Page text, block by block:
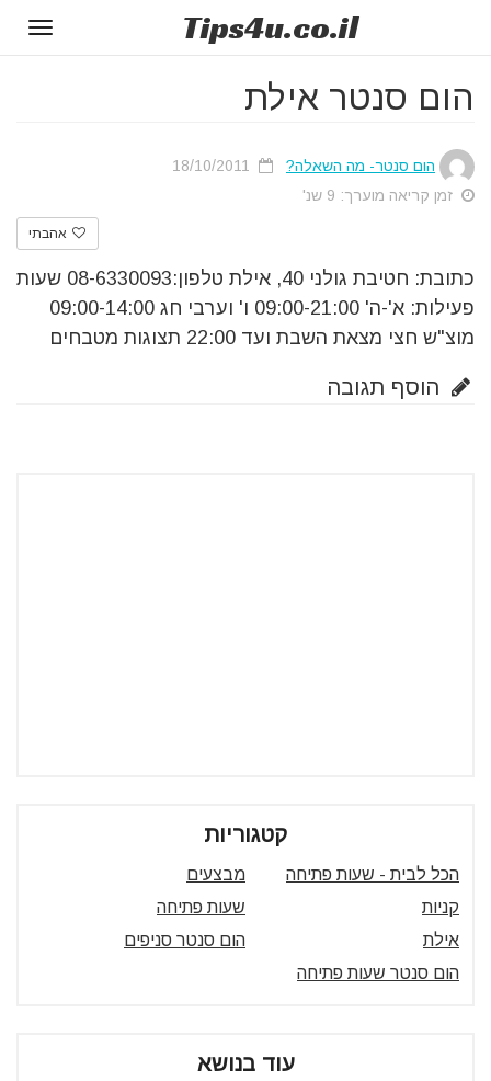
Tips4u.co.il
הום סנטר אילת
הום סנטר- מה השאלה?
זמן קריאה מוערך: 9 שנ'
אהבתי
כתובת: חטיבת גולני 40, אילת טלפון:08-6330093 שעות
פעילות: א'-ה' 09:00-21:00 ו' וערבי חג 09:00-14:00
מוצ"ש חצי מצאת השבת ועד 22:00 תצוגות מטבחים
הוסף תגובה
קטגוריות
הכל לבית - שעות פתיחה
מבצעים
קניות
שעות פתיחה
אילת
הום סנטר סניפים
הום סנטר שעות פתיחה
עוד בנושא